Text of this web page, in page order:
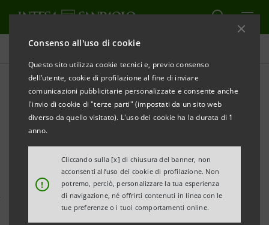
Consenso all'uso di cookie
Questo sito utilizza cookie tecnici e, previo consenso
dell’utente, cookie di profilazione al fine di inviare
comunicazioni pubblicitarie personalizzate e consente anche
l'invio di cookie di "terze parti" (impostati da un sito web
diverso da quello visitato). L'uso dei cookie ha la durata di 1
anno.
!
Cliccando sulla [x] di chiusura del banner, non
acconsenti all’uso dei cookie di profilazione. Non
potremo, perciò, personalizzare la tua esperienza
di navigazione, né offrirti contenuti in linea con le
tue preferenze o i tuoi comportamenti online.
Comunicati stampa
STAMPA AGGIORNA
CONVEGNO CONFINDUSTRIA “SUL FILO
DELL’INNOVAZIONE”
NUOVO MODELLO DI RATING PER LE IMPRESE
Valorizzazione dei fattori intangibili: marchi,
brevetti, filiere, R&S, innovazione, progetti di